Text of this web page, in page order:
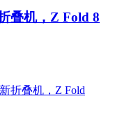
叠机，Z Fold 8